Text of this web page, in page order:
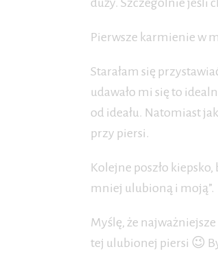
duży. Szczególnie jeśli
Pierwsze karmienie w
Starałam się
udawało mi się to
od ideału. Natomiast
przy piersi.
Kolejne poszło
mniej ulubioną i moją”.
Myślę, że
tej ulubionej piersi 😉